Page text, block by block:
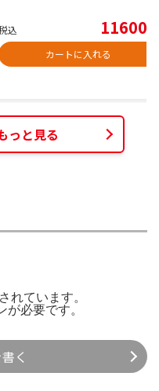
込 11600
カートに入れる
っと見る
れています。
が必要です。
く